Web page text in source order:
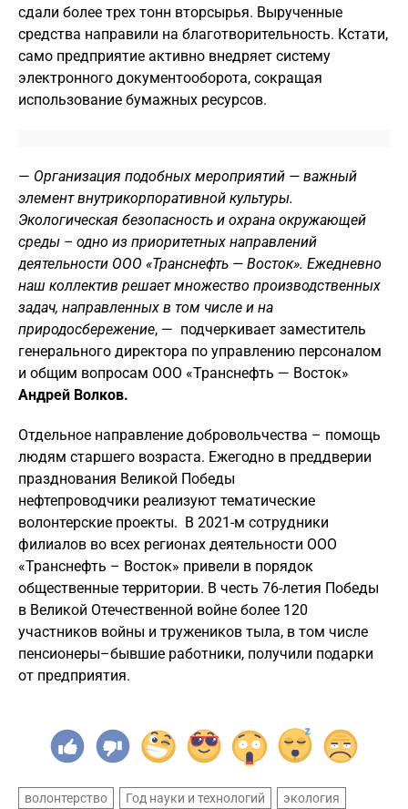
сдали более трех тонн вторсырья. Вырученные
средства направили на благотворительность. Кстати,
само предприятие активно внедряет систему
электронного документооборота, сокращая
использование бумажных ресурсов.
— Организация подобных мероприятий — важный
элемент внутрикорпоративной культуры.
Экологическая безопасность и охрана окружающей
среды – одно из приоритетных направлений
деятельности ООО «Транснефть — Восток». Ежедневно
наш коллектив решает множество производственных
задач, направленных в том числе и на
природосбережение, — подчеркивает заместитель
генерального директора по управлению персоналом
и общим вопросам ООО «Транснефть — Восток»
Андрей Волков.
Отдельное направление добровольчества – помощь
людям старшего возраста. Ежегодно в преддверии
празднования Великой Победы
нефтепроводчики реализуют тематические
волонтерские проекты. В 2021-м сотрудники
филиалов во всех регионах деятельности ООО
«Транснефть – Восток» привели в порядок
общественные территории. В честь 76-летия Победы
в Великой Отечественной войне более 120
участников войны и тружеников тыла, в том числе
пенсионеры–бывшие работники, получили подарки
от предприятия.
волонтерство Год науки и технологий экология